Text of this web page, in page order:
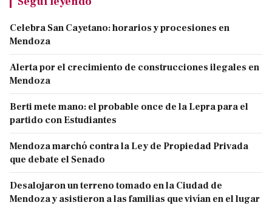
Celebra San Cayetano: horarios y procesiones en
Mendoza
Alerta por el crecimiento de construcciones ilegales en
Mendoza
Berti mete mano: el probable once de la Lepra para el
partido con Estudiantes
Mendoza marchó contra la Ley de Propiedad Privada
que debate el Senado
Desalojaron un terreno tomado en la Ciudad de
Mendoza y asistieron a las familias que vivían en el lugar